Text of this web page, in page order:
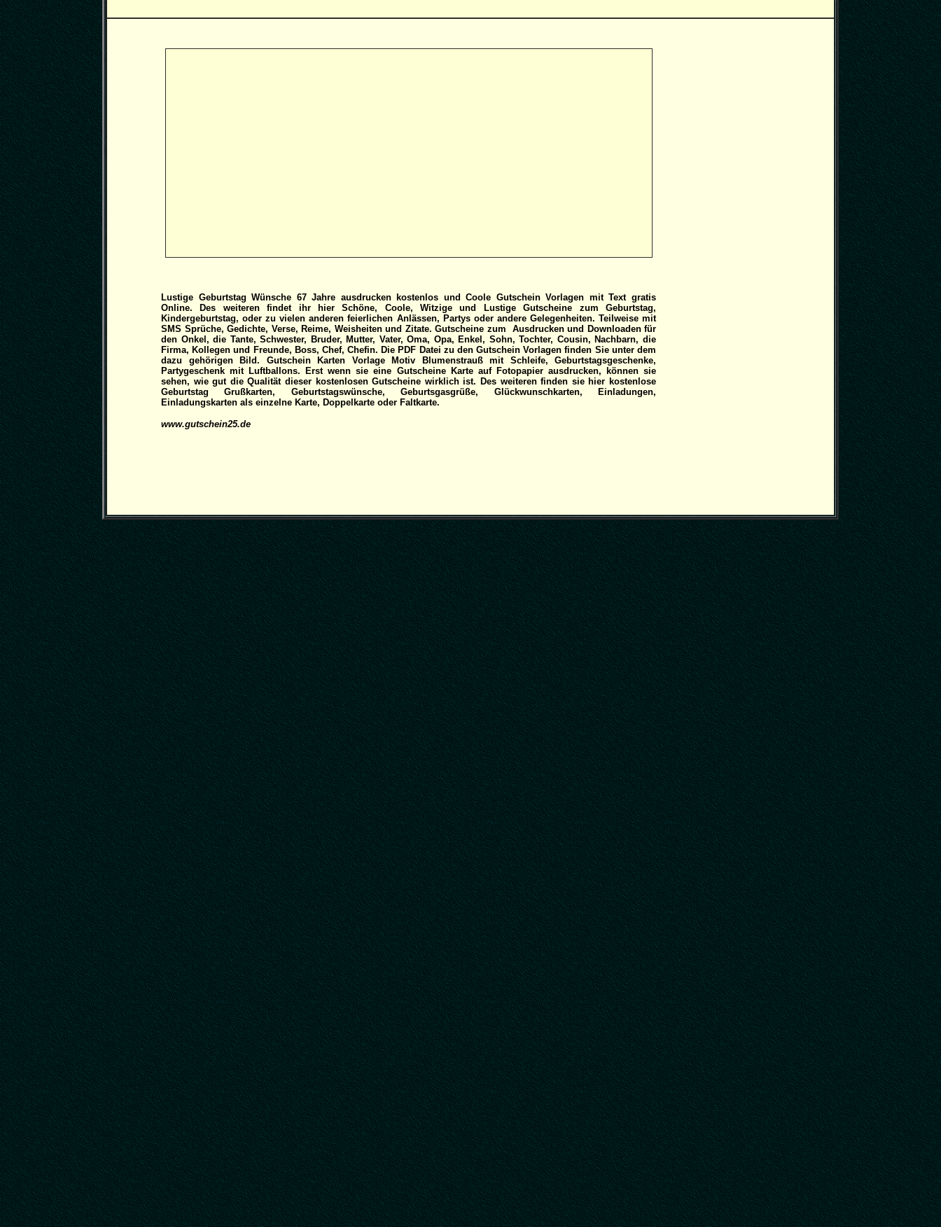
Lustige Geburtstag Wünsche 67 Jahre ausdrucken kostenlos und Coole Gutschein Vorlagen mit Text gratis
Online. Des weiteren findet ihr hier Schöne, Coole, Witzige und Lustige Gutscheine zum Geburtstag,
Kindergeburtstag, oder zu vielen anderen feierlichen Anlässen, Partys oder andere Gelegenheiten. Teilweise mit
SMS Sprüche, Gedichte, Verse, Reime, Weisheiten und Zitate. Gutscheine zum Ausdrucken und Downloaden für
den Onkel, die Tante, Schwester, Bruder, Mutter, Vater, Oma, Opa, Enkel, Sohn, Tochter, Cousin, Nachbarn, die
Firma, Kollegen und Freunde, Boss, Chef, Chefin. Die PDF Datei zu den Gutschein Vorlagen finden Sie unter dem
dazu gehörigen Bild. Gutschein Karten Vorlage Motiv Blumenstrauß mit Schleife, Geburtstagsgeschenke,
Partygeschenk mit Luftballons. Erst wenn sie eine Gutscheine Karte auf Fotopapier ausdrucken, können sie
sehen, wie gut die Qualität dieser kostenlosen Gutscheine wirklich ist. Des weiteren finden sie hier kostenlose
Geburtstag Grußkarten, Geburtstagswünsche, Geburtsgasgrüße, Glückwunschkarten, Einladungen,
Einladungskarten als einzelne Karte, Doppelkarte oder Faltkarte.
www.gutschein25.de